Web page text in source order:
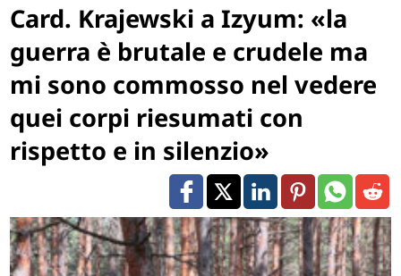
Card. Krajewski a Izyum: «la
guerra è brutale e crudele ma
mi sono commosso nel vedere
quei corpi riesumati con
rispetto e in silenzio»